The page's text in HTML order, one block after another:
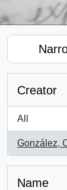
Creator
All
González,
, 1 results
Name